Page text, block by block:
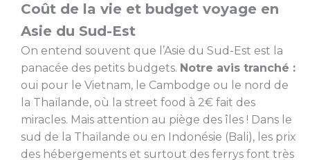
Coût de la vie et budget voyage en
Asie du Sud-Est
On entend souvent que l’Asie du Sud-Est est la
panacée des petits budgets. Notre avis tranché :
oui pour le Vietnam, le Cambodge ou le nord de
la Thaïlande, où la street food à 2€ fait des
miracles. Mais attention au piège des îles ! Dans le
sud de la Thaïlande ou en Indonésie (Bali), les prix
des hébergements et surtout des ferrys font très